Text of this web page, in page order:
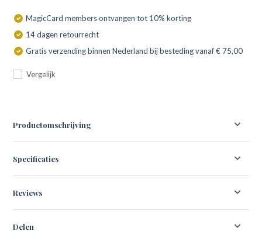
MagicCard members ontvangen tot 10% korting
14 dagen retourrecht
Gratis verzending binnen Nederland bij besteding vanaf € 75,00
Vergelijk
Productomschrijving
Specificaties
Reviews
Delen